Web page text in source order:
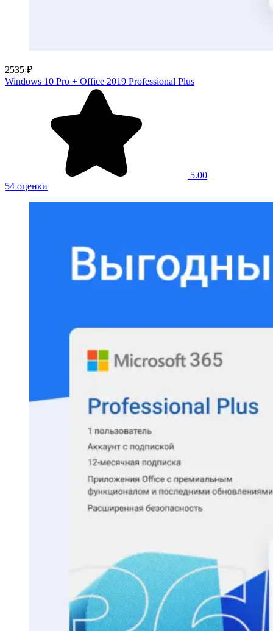
2535 ₽
Windows 10 Pro + Office 2019 Professional Plus
5.00
54 оценки